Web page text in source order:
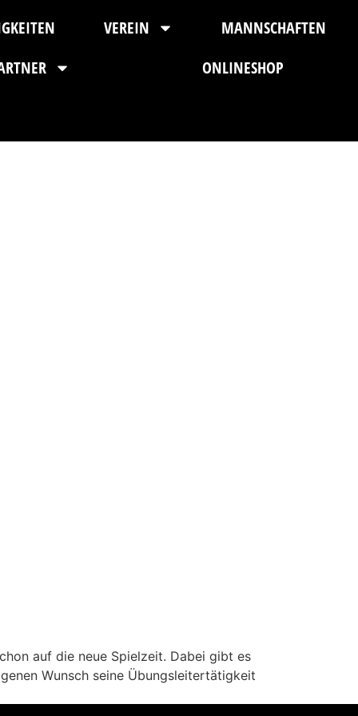
VEREIN
MANNSCHAFTEN
ONLINESHOP
auf die neue Spielzeit. Dabei gibt es
Wunsch seine Übungsleitertätigkeit